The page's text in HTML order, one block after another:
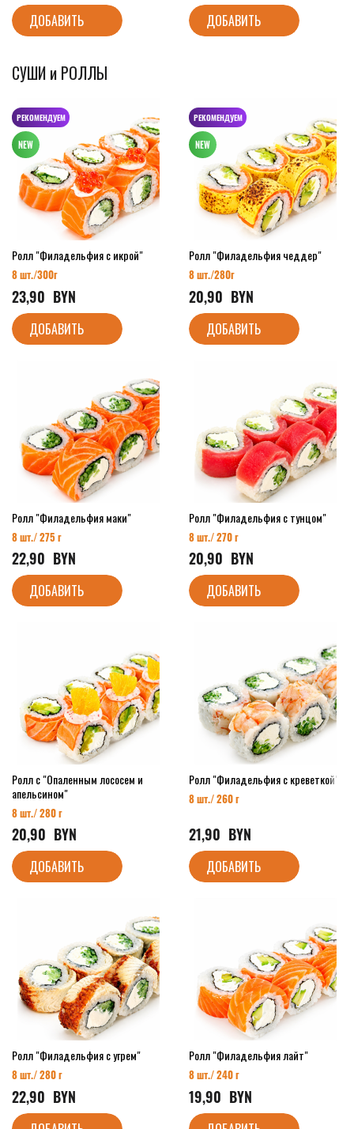
ДОБАВИТЬ ДОБАВИТЬ
СУШИ и РОЛЛЫ
РЕКОМЕНДУЕМ
Ролл "Филадельфия с икрой"
8 шт./300г
23,90
  BYN
ДОБАВИТЬ
РЕКОМЕНДУЕМ
Ролл "Филадельфия чеддер"
8 шт./280г
20,90
  BYN
ДОБАВИТЬ
Ролл "Филадельфия маки"
8 шт./ 275 г
22,90
  BYN
ДОБАВИТЬ
Ролл "Филадельфия с тунцом"
8 шт./ 270 г
20,90
  BYN
ДОБАВИТЬ
Ролл с "Опаленным лососем и
апельсином"
8 шт./ 280 г
20,90
  BYN
ДОБАВИТЬ
Ролл "Филадельфия с креветкой"
8 шт./ 260 г
21,90
  BYN
ДОБАВИТЬ
Ролл "Филадельфия с угрем"
8 шт./ 280 г
22,90
  BYN
Ролл "Филадельфия лайт"
8 шт./ 240 г
19,90
  BYN